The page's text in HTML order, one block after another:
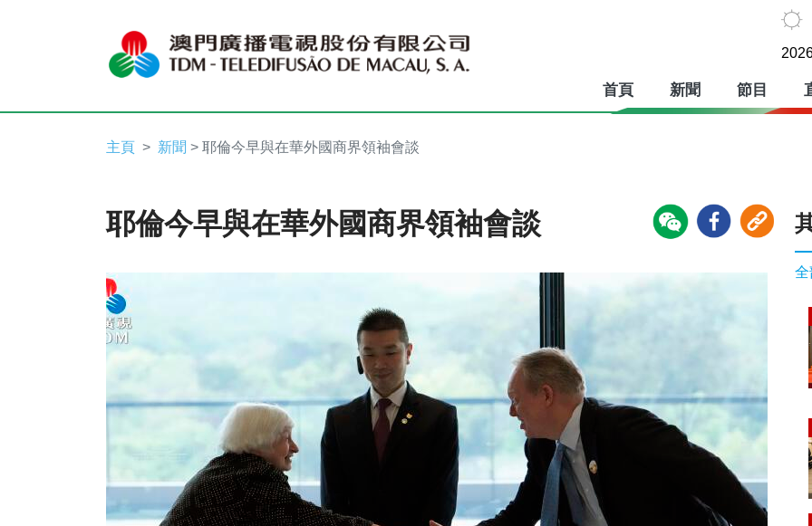
首頁 新聞 節目
主頁 新聞 > 耶倫今早與在華外國商界領袖會談
耶倫今早與在華外國商界領袖會談
全